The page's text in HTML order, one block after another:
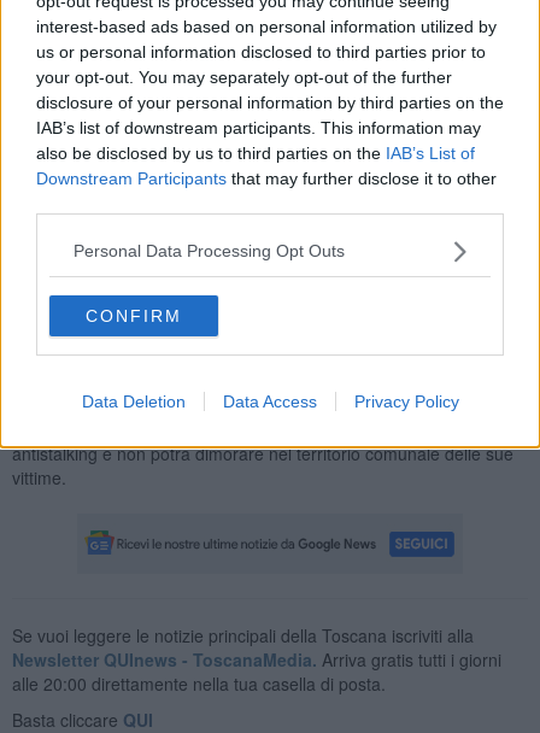
interest-based ads based on personal information utilized by
us or personal information disclosed to third parties prior to
your opt-out. You may separately opt-out of the further
disclosure of your personal information by third parties on the
IAB’s list of downstream participants. This information may
also be disclosed by us to third parties on the IAB’s List of
Downstream Participants that may further disclose it to other
Personal Data Processing Opt Outs
CONFIRM
Data Deletion Data Access Privacy Policy
procura di Arezzo. Le indagini hanno portato a ricostruire un
quadro di ripetute minacce anche di morte, aggressioni verbali,
lancio di oggetti, molestie, offese e intimidazioni ai danni dei vicini di
casa.
Non solo, perché il 64enne sarebbe stato uso ad accendere senza
utilità motopompe, betoniere ed altri macchinari rumorosi in
immediata prossimità delle abitazioni di vicini solo per arrecare
disturbo e molestia.
Alla fine le persone nel mirino dei suoi comportamenti avevano
sviluppato ansia e paura. Temendo per la loro incolumità, avevano
cambiato abitudini e limitato l'uso degli spazi esterni delle loro
L’uomo ora dovrà mantenersi ad almeno un chilometro dalle
antistalking e non potrà dimorare nel territorio comunale delle sue
vittime.
Se vuoi leggere le notizie principali della Toscana iscriviti alla
Newsletter QUInews - ToscanaMedia. Arriva gratis tutti i giorni
alle 20:00 direttamente nella tua casella di posta.
Basta cliccare QUI